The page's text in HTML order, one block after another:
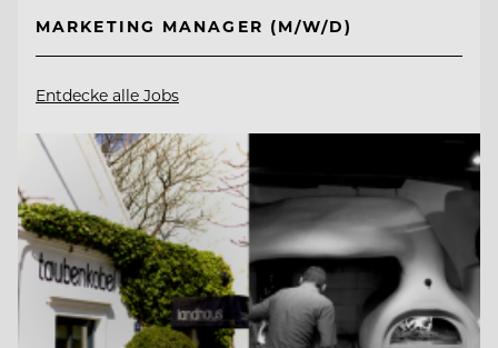
MARKETING MANAGER (M/W/D)
Entdecke alle Jobs